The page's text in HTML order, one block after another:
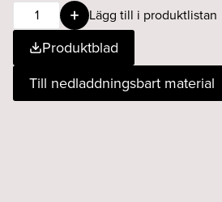
IMPULS
R
13W
24°
930
Fasdim
Lägg till i produktlistan
Produktblad
Till nedladdningsbart material